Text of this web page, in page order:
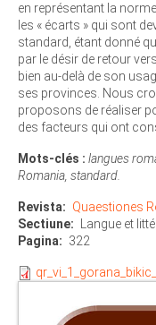
en représentant la
les « écarts » qui sont
standard, étant donné
par le désir de retour
bien au-delà de son
ses provinces. Nous
proposons de réaliser
des facteurs qui ont
Mots-clés : langues
Romania, standard.
Revista
Quaestiones
Sectiune
Langue et
Pagina
322